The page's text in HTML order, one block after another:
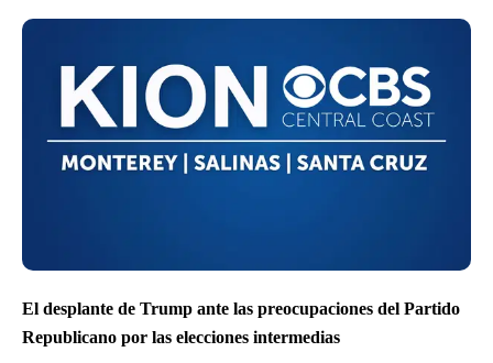
El desplante de Trump ante las preocupaciones del Partido
Republicano por las elecciones intermedias